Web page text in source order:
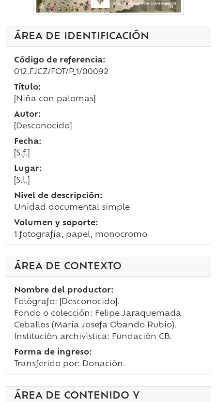
ÁREA DE IDENTIFICACIÓN
Código de referencia:
012.FJCZ/FOT/P_1/00092
Título:
[Niña con palomas]
Autor:
[Desconocido]
Fecha:
[S.f.]
Lugar:
[S.l.]
Nivel de descripción:
Unidad documental simple
Volumen y soporte:
1 fotografía, papel, monocromo
ÁREA DE CONTEXTO
Nombre del productor:
Fotógrafo: [Desconocido].
Fondo o colección: Felipe Jaraquemada
Ceballos (María Josefa Obando Rubio).
Institución archivística: Fundación CB.
Forma de ingreso:
Transferido por: Donación.
ÁREA DE CONTENIDO Y